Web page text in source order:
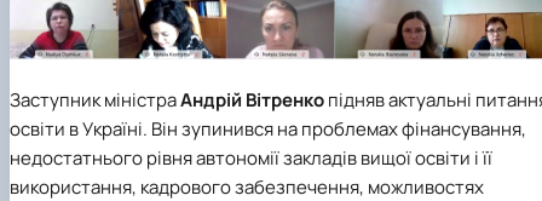
Заступник міністраАндрій Вітренкопідняв актуальні
освіти в Україні. Він зупинився на проблемах фінансування,
недостатнього рівня автономії закладів вищої освіти і її
використання, кадрового забезпечення, можливостях